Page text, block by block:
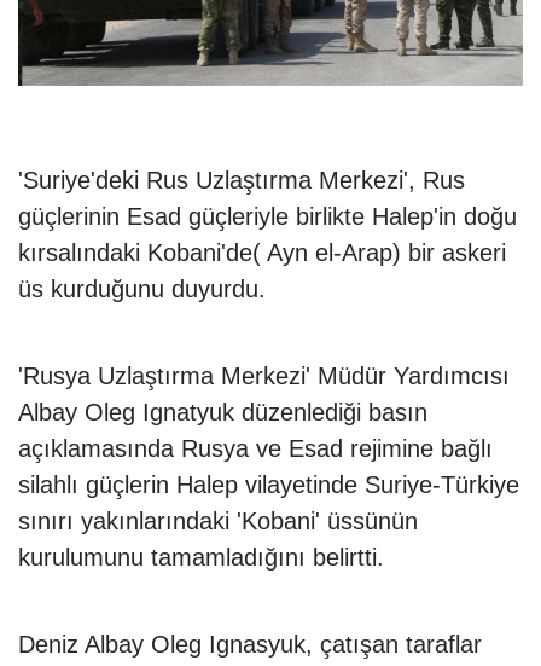
'Suriye'deki Rus Uzlaştırma Merkezi', Rus
güçlerinin Esad güçleriyle birlikte Halep'in doğu
kırsalındaki Kobani'de( Ayn el-Arap) bir askeri
üs kurduğunu duyurdu.
'Rusya Uzlaştırma Merkezi' Müdür Yardımcısı
Albay Oleg Ignatyuk düzenlediği basın
açıklamasında Rusya ve Esad rejimine bağlı
silahlı güçlerin Halep vilayetinde Suriye-Türkiye
sınırı yakınlarındaki 'Kobani' üssünün
kurulumunu tamamladığını belirtti.
Deniz Albay Oleg Ignasyuk, çatışan taraflar